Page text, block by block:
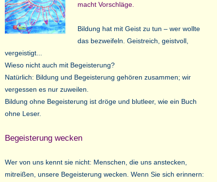
macht Vorschläge.
Bildung hat mit Geist zu tun – wer wollte
das bezweifeln. Geistreich, geistvoll,
vergeistigt...
Wieso nicht auch mit Begeisterung?
Natürlich: Bildung und Begeisterung gehören zusammen; wir
vergessen es nur zuweilen.
Bildung ohne Begeisterung ist dröge und blutleer, wie ein Buch
ohne Leser.
Begeisterung wecken
Wer von uns kennt sie nicht: Menschen, die uns anstecken,
mitreißen, unsere Begeisterung wecken. Wenn Sie sich erinnern: